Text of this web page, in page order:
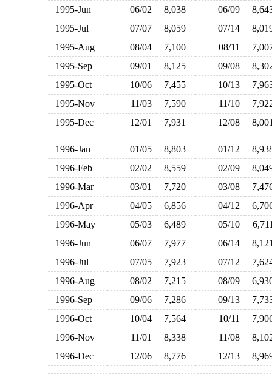
1995-Jun
06/02 8,038 06/09
1995-Jul
07/07 8,059 07/14
1995-Aug
08/04 7,100 08/11
1995-Sep
09/01 8,125 09/08
1995-Oct
10/06 7,455 10/13
1995-Nov
11/03 7,590 11/10
1995-Dec
12/01 7,931 12/08
1996-Jan 01/05 8,803 01/12
1996-Feb
02/02 8,559 02/09
1996-Mar
03/01 7,720 03/08
1996-Apr
04/05 6,856 04/12
1996-May
05/03 6,489 05/10
1996-Jun
06/07 7,977 06/14
1996-Jul
07/05 7,923 07/12
1996-Aug
08/02 7,215 08/09
1996-Sep
09/06 7,286 09/13
1996-Oct
10/04 7,564 10/11
1996-Nov
11/01 8,338 11/08
1996-Dec
12/06 8,776 12/13